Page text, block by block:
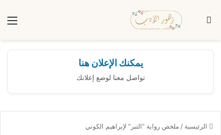
بحث عن
يمكنك الإعلان هنا
تواصل معنا لوضع إعلانك
الرئيسية / ملخص رواية “التبر” لإبراهيم الكوني